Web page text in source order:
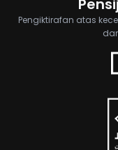
Pengiktirafan atas